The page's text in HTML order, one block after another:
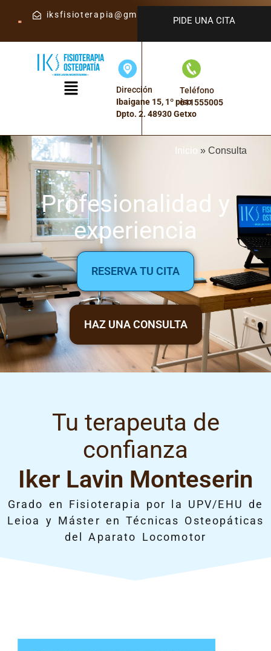
iksfisioterapia@gmail.com
PIDE UNA CITA
Dirección
Ibaigane 15, 1º piso
Dpto. 2. 48930 Getxo
Teléfono
611555005
Inicio » Consulta
Profesionalidad y
experiencia
RESERVA TU CITA
HAZ UNA CONSULTA
Tu terapeuta de
confianza
Iker Lavin Monteserin
Grado en Fisioterapia por la UPV/EHU de
Leioa y Máster en Técnicas Osteopáticas
del Aparato Locomotor